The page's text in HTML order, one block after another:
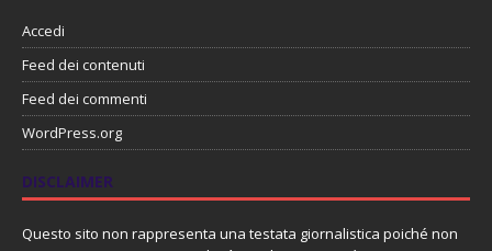
Accedi
Feed dei contenuti
Feed dei commenti
WordPress.org
DISCLAIMER
Questo sito non rappresenta una testata giornalistica poiché non